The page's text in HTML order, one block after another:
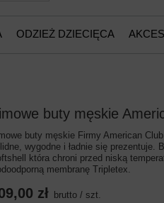
ODZIEŻ DZIECIĘCA
buty męskie
buty męskie Firmy American
wygodne i ładnie się prezentuje.
która chroni przed niską
membranę Tripletex.
zł brutto /szt.